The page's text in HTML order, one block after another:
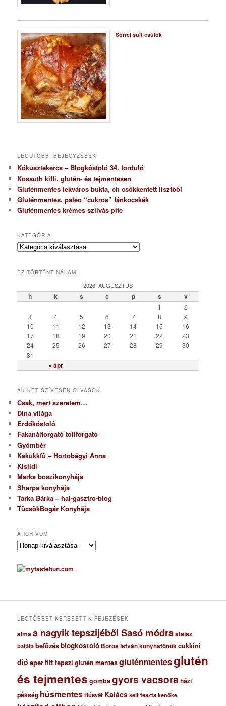
Sörrel sült csülök
LEGUTÓBBI BEJEGYZÉSEK
Kókusztekercs – Blogkóstoló 34. forduló
Kossuth kifli, glutén- és tejmentesen
Gluténmentes lekváros bukta, ch csökkentett lisztből
Gluténmentes, paleo “cukros” fánkocskák
Gluténmentes krémes szilvás pite
KATEGÓRIA
K
e
ó
r
EZ TÖRTÉNT NÁLAM…
2026. AUGUSZTUS
h k s c p s v
« ápr
1
2
3
4 5 6 7 8
9
10
11 12 13 14 15
16
17
18 19 20 21 22
23
24
25 26 27 28 29
30
31
AKIKET SZÍVESEN OLVASOK
Csak, mert szeretem…
Dina világa
Erdőkóstoló
Fakanálforgató tollforgató
Gyömbér
Kakukkfű – Hortobágyi Anna
Kisildi
Marka boszikonyhája
Sherpa konyhája
Tarka Bárka – hal-gasztro-blog
TücsökBogár Konyhája
ARCHÍVUM
A
c
h
u
LEGTÖBBET KERESETT KIFEJEZÉSEK
almaa nagyik tepszijéből Sasó módraataisz
batáta befőzésblogkóstoló Boros István konyhafőnökcukkini
dió eperfitt tepszi glutén mentesgluténmentesglutén
és tejmentes gombagyors vacsora házi
pékség húsmentesHúsvét Kalácskelt tészta kenőke